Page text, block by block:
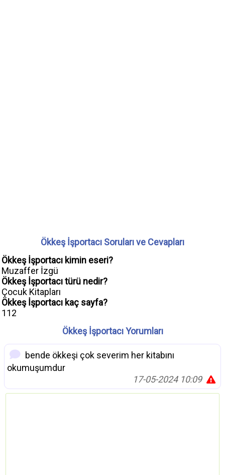
Ökkeş İşportacı Soruları ve Cevapları
Ökkeş İşportacı kimin eseri?
Muzaffer İzgü
Ökkeş İşportacı türü nedir?
Çocuk Kitapları
Ökkeş İşportacı kaç sayfa?
112
Ökkeş İşportacı Yorumları
bende ökkeşi çok severim her kitabını
okumuşumdur
17-05-2024 10:09